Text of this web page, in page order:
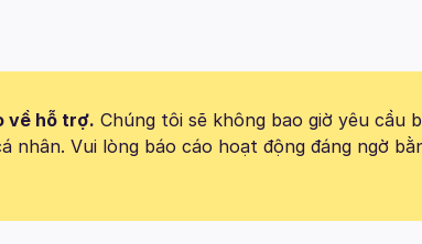
về hỗ trợ. Chúng tôi sẽ không bao giờ yêu cầu
nhân. Vui lòng báo cáo hoạt động đáng ngờ